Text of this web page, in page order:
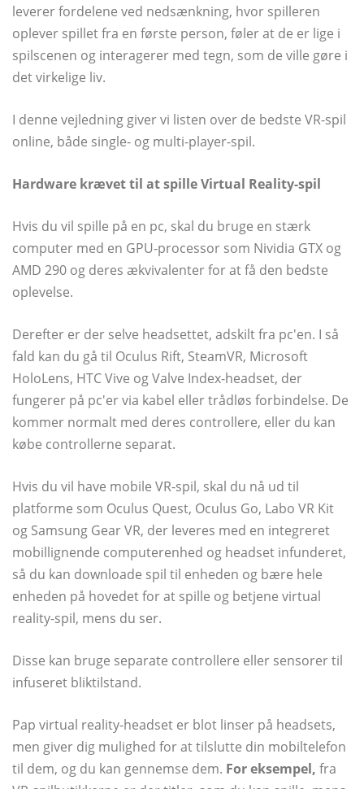
leverer fordelene ved nedsænkning, hvor spilleren
oplever spillet fra en første person, føler at de er lige i
spilscenen og interagerer med tegn, som de ville gøre i
det virkelige liv.
I denne vejledning giver vi listen over de bedste VR-spil
online, både single- og multi-player-spil.
Hardware krævet til at spille Virtual Reality-spil
Hvis du vil spille på en pc, skal du bruge en stærk
computer med en GPU-processor som Nividia GTX og
AMD 290 og deres ækvivalenter for at få den bedste
oplevelse.
Derefter er der selve headsettet, adskilt fra pc'en. I så
fald kan du gå til Oculus Rift, SteamVR, Microsoft
HoloLens, HTC Vive og Valve Index-headset, der
fungerer på pc'er via kabel eller trådløs forbindelse. De
kommer normalt med deres controllere, eller du kan
købe controllerne separat.
Hvis du vil have mobile VR-spil, skal du nå ud til
platforme som Oculus Quest, Oculus Go, Labo VR Kit
og Samsung Gear VR, der leveres med en integreret
mobillignende computerenhed og headset infunderet,
så du kan downloade spil til enheden og bære hele
enheden på hovedet for at spille og betjene virtual
reality-spil, mens du ser.
Disse kan bruge separate controllere eller sensorer til
infuseret bliktilstand.
Pap virtual reality-headset er blot linser på headsets,
men giver dig mulighed for at tilslutte din mobiltelefon
til dem, og du kan gennemse dem. For eksempel, fra